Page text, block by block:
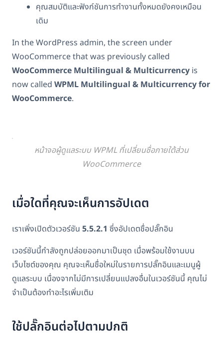
คุณสมบัติและฟังก์ชันการทำงานทั้งหมดยังคงเหมือน
เดิม
In the WordPress admin, the screen under
WooCommerce that was previously called
WooCommerce Multilingual & Multicurrency is
now called WPML Multilingual & Multicurrency for
WooCommerce.
หน้าจอผู้ดูแลระบบ WPML ที่เปลี่ยนชื่อภายใต้ส่วน
WooCommerce
เมื่อใดที่คุณจะเห็นการอัปเดต
เราเพิ่งเปิดตัวเวอร์ชัน 5.5.2.1 ซึ่งอัปเดตชื่อปลั๊กอิน
เวอร์ชันนี้กำลังถูกปล่อยออกมาเป็นชุด เมื่อพร้อมใช้งานบน
เว็บไซต์ของคุณ คุณจะเห็นชื่อใหม่ในรายการปลั๊กอินและเมนูผู้
ดูแลระบบ เนื่องจากไม่มีการเปลี่ยนแปลงอื่นในเวอร์ชันนี้ คุณไม่
จำเป็นต้องทำอะไรเพิ่มเติม
ใช้ปลั๊กอินต่อไปตามปกติ